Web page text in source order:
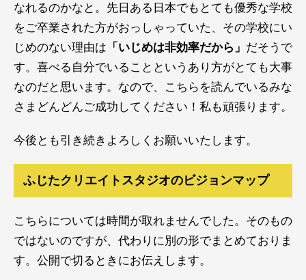
なれるのかなと。先日ある日本でもとても優秀な学校
をご卒業された方がおっしゃっていた、その学校にい
じめのない理由は 「いじめは非効率だから」 だそうで
す。喜べる自分でいることというあり方がとても大事
なのだと思います。なので、こちらを読んでいるみな
さまどんどんご成功してください！私も頑張ります。
今後とも引き続きよろしくお願いいたします。
ふじたクリエイトスタジオのビジョンマップ
こちらについては時間が取れませんでした。そのもの
ではないのですが、代わりに別の形でまとめておりま
す。公開で切るときにお伝えします。